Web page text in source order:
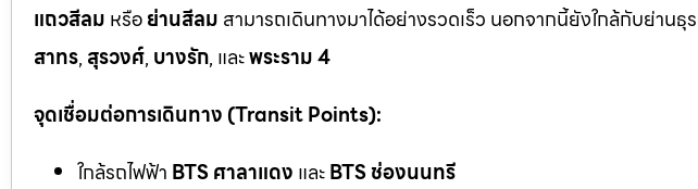
แถวสีลม หรือย่านสีลม สามารถเดินทางมาได้อย่างรวดเร็ว นอกจากนี้ยังใกล้กับย่าน
สาทร, สุรวงศ์, บางรัก, และพระราม 4
จุดเชื่อมต่อการเดินทาง (Transit Points):
ใกล้รถไฟฟ้า BTS ศาลาแดง และBTS ช่องนนทรี